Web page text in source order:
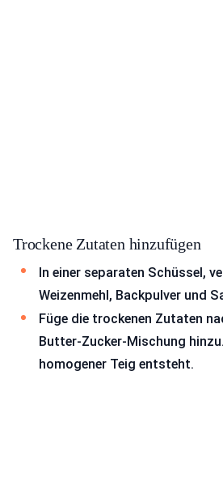
Trockene Zutaten hinzufügen
In einer separaten Schüssel,
Weizenmehl, Backpulver und
Füge die trockenen Zutaten
Butter-Zucker-Mischung
homogener Teig entsteht.